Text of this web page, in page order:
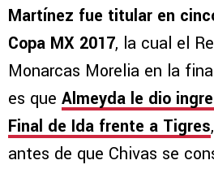
Martínez fue titular en
Copa MX 2017, la cual el
Monarcas Morelia en la
es que Almeyda le dio
Final de Ida frente a Tigres
antes de que Chivas se